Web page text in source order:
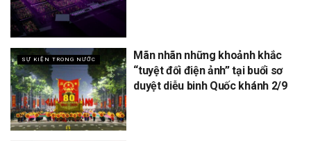
SỰ KIỆN TRONG NƯỚC
Mãn nhãn những khoảnh khắc
“tuyệt đối điện ảnh” tại buổi sơ
duyệt diễu binh Quốc khánh 2/9